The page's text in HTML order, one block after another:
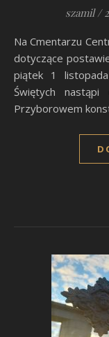
szamil /
Na Cmentarzu Centralnym w Wiedniu dobiegły końca prace
dotyczące
piątek 1
Świętych nastąpi
Przyborowem